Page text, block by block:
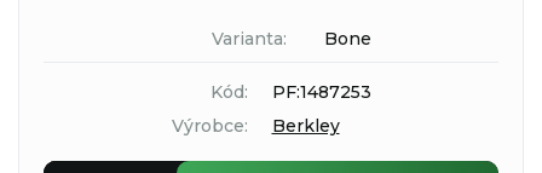
Varianta: Bone
Kód:
PF:1487253
Výrobce:
Berkley